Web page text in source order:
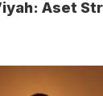
Aset